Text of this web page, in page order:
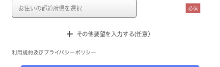
必須
その他要望を入力する(任意）
利用規約 及び プライバシーポリシー